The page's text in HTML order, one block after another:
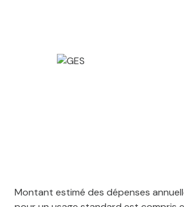
Montant estimé des dépenses